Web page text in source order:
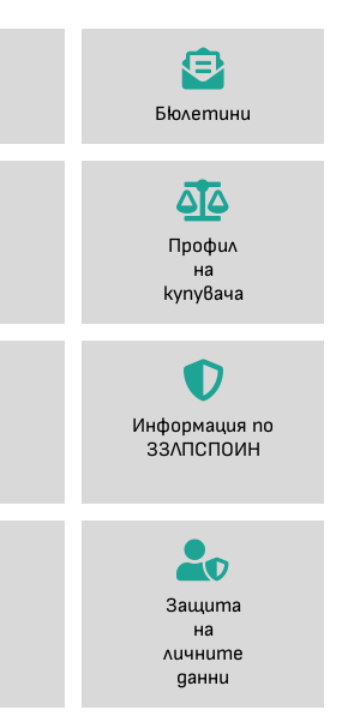
Бюлетини
Профил
на
купувача
Информация по
ЗЗЛПСПОИН
Защита
на
личните
данни